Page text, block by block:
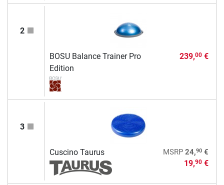
2
BOSU Balance Trainer Pro
Edition
239,00€
3
Cuscino Taurus MSRP 24,90€
19,90€